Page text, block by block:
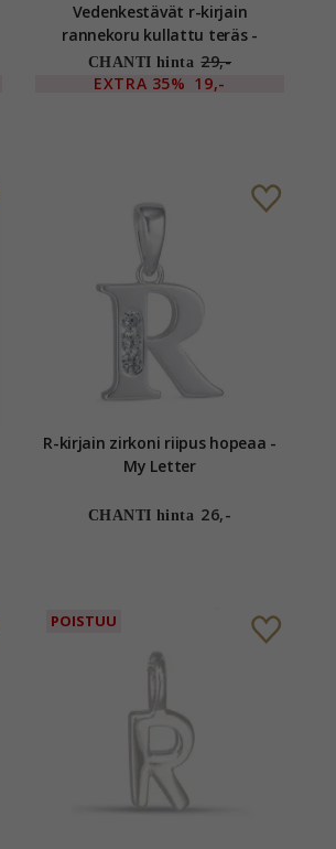
Vedenkestävät r-kirjain
rannekoru kullattu teräs -
OCEANA
CHANTI hinta 29,-
EXTRA 35% 19,-
R-kirjain zirkoni riipus hopeaa -
My Letter
CHANTI hinta 26,-
POISTUU